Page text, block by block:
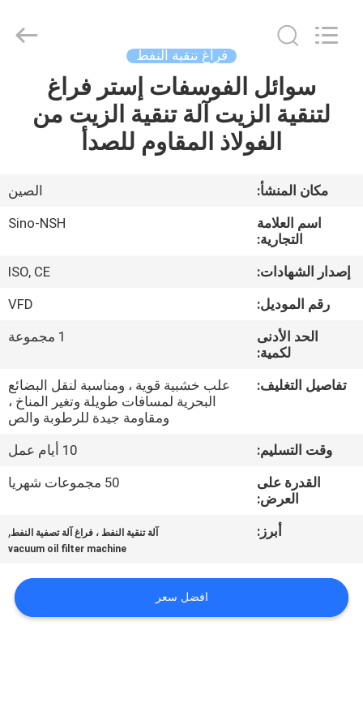
الصفحة
الرئيسية
معلومات
جولة
اتصل
اطلب
Manufacture
فراغ تنقية النفط
سوائل الفوسفات إستر فراغ
لتنقية الزيت آلة تنقية الزيت من
الفولاذ المقاوم للصدأ
مكان المنشأ:
الصين
اسم العلامة
التجارية:
Sino-NSH
إصدار الشهادات:
ISO, CE
رقم الموديل:
VFD
الحد الأدنى
لكمية:
1 مجموعة
تفاصيل التغليف:
علب خشبية قوية ، ومناسبة لنقل البضائع
البحرية لمسافات طويلة وتغير المناخ ،
ومقاومة جيدة للرطوبة والص
وقت التسليم:
10 أيام عمل
القدرة على
العرض:
50 مجموعات شهريا
أبرز: آلة تنقية النفط ، فراغ آلة تصفية النفط,
vacuum oil filter machine
افضل سعر